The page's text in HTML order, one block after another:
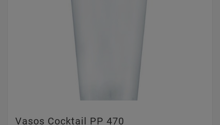
Vasos Cocktail PP 470